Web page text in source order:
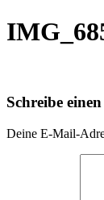
Schreibe
Deine E-Mail-